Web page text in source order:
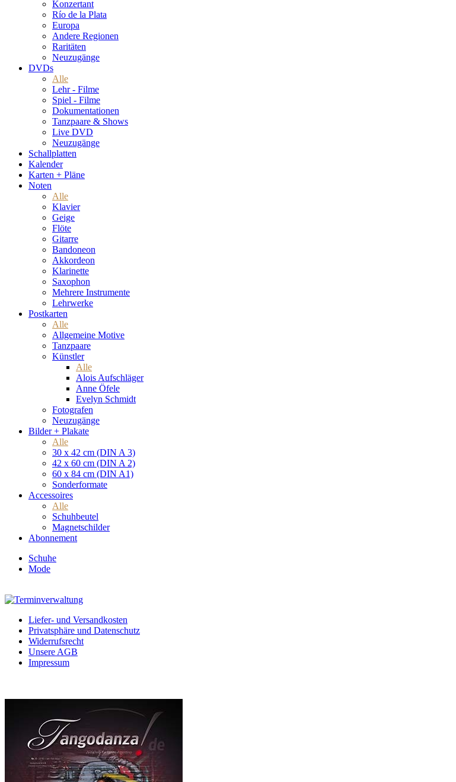
Konzertant
Río de la Plata
Europa
Andere Regionen
Raritäten
Neuzugänge
DVDs
Alle
Lehr - Filme
Spiel - Filme
Dokumentationen
Tanzpaare & Shows
Live DVD
Neuzugänge
Schallplatten
Kalender
Karten + Pläne
Noten
Alle
Klavier
Geige
Flöte
Gitarre
Bandoneon
Akkordeon
Klarinette
Saxophon
Mehrere Instrumente
Lehrwerke
Postkarten
Alle
Allgemeine Motive
Tanzpaare
Künstler
Alle
Alois Aufschläger
Anne Öfele
Evelyn Schmidt
Fotografen
Neuzugänge
Bilder + Plakate
Alle
30 x 42 cm (DIN A 3)
42 x 60 cm (DIN A 2)
60 x 84 cm (DIN A1)
Sonderformate
Accessoires
Alle
Schuhbeutel
Magnetschilder
Abonnement
Schuhe
Mode
Liefer- und Versandkosten
Privatsphäre und Datenschutz
Widerrufsrecht
Unsere AGB
Impressum